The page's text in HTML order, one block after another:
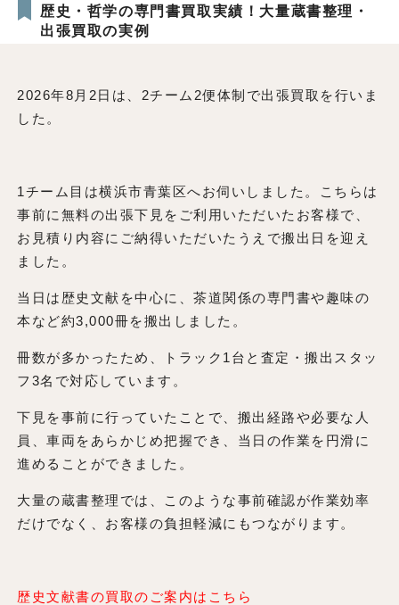
歴史・哲学の専門書買取実績！大量蔵書整理・
出張買取の実例
2026年8月2日は、2チーム2便体制で出張買取を行いま
した。
1チーム目は横浜市青葉区へお伺いしました。こちらは
事前に無料の出張下見をご利用いただいたお客様で、
お見積り内容にご納得いただいたうえで搬出日を迎え
ました。
当日は歴史文献を中心に、茶道関係の専門書や趣味の
本など約3,000冊を搬出しました。
冊数が多かったため、トラック1台と査定・搬出スタッ
フ3名で対応しています。
下見を事前に行っていたことで、搬出経路や必要な人
員、車両をあらかじめ把握でき、当日の作業を円滑に
進めることができました。
大量の蔵書整理では、このような事前確認が作業効率
だけでなく、お客様の負担軽減にもつながります。
歴史文献書の買取のご案内はこちら